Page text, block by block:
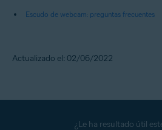
Escudo de webcam: preguntas frecuentes
Actualizado el: 02/06/2022
¿Le ha resultado útil